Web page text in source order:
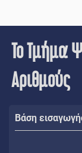
Το Τμήμα
Αριθμούς
Βάση